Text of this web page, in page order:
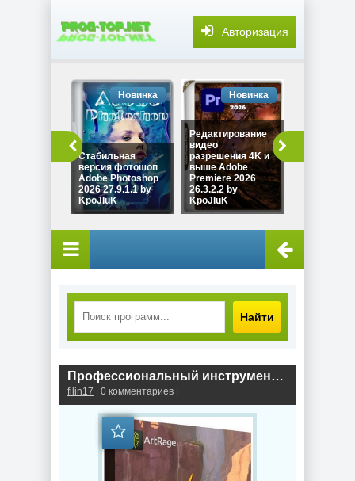
Авторизация
Стабильная
версия фотошоп
Adobe Photoshop
2026 27.9.1.1 by
KpoJIuK
Новинка
Редактирование
видео
разрешения 4K и
выше Adobe
Premiere 2026
26.3.2.2 by
KpoJIuK
Новинка
Найти
Профессиональный инструмент для художника ArtRage 7.1.8 by elchupacabra
filin17 | 0 комментариев |